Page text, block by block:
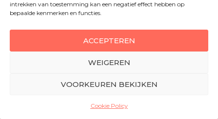
intrekken van toestemming kan een negatief effect hebben op
bepaalde kenmerken en functies.
ACCEPTEREN
WEIGEREN
VOORKEUREN BEKIJKEN
Cookie Policy
Services, Steadfast en OVH.
Deze Convesio componenten dragen bij aan
auto WP schalen:
Node.JS Load Balancer & Firewall